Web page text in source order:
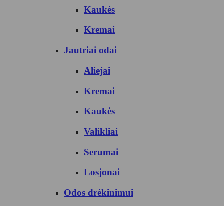
Kaukės
Kremai
Jautriai odai
Aliejai
Kremai
Kaukės
Valikliai
Serumai
Losjonai
Odos drėkinimui